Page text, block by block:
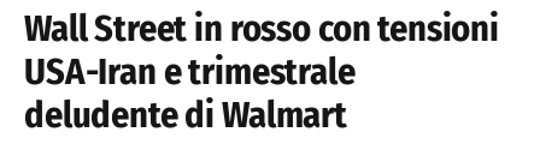
Wall Street in rosso con tensioni
USA-Iran e trimestrale
deludente di Walmart